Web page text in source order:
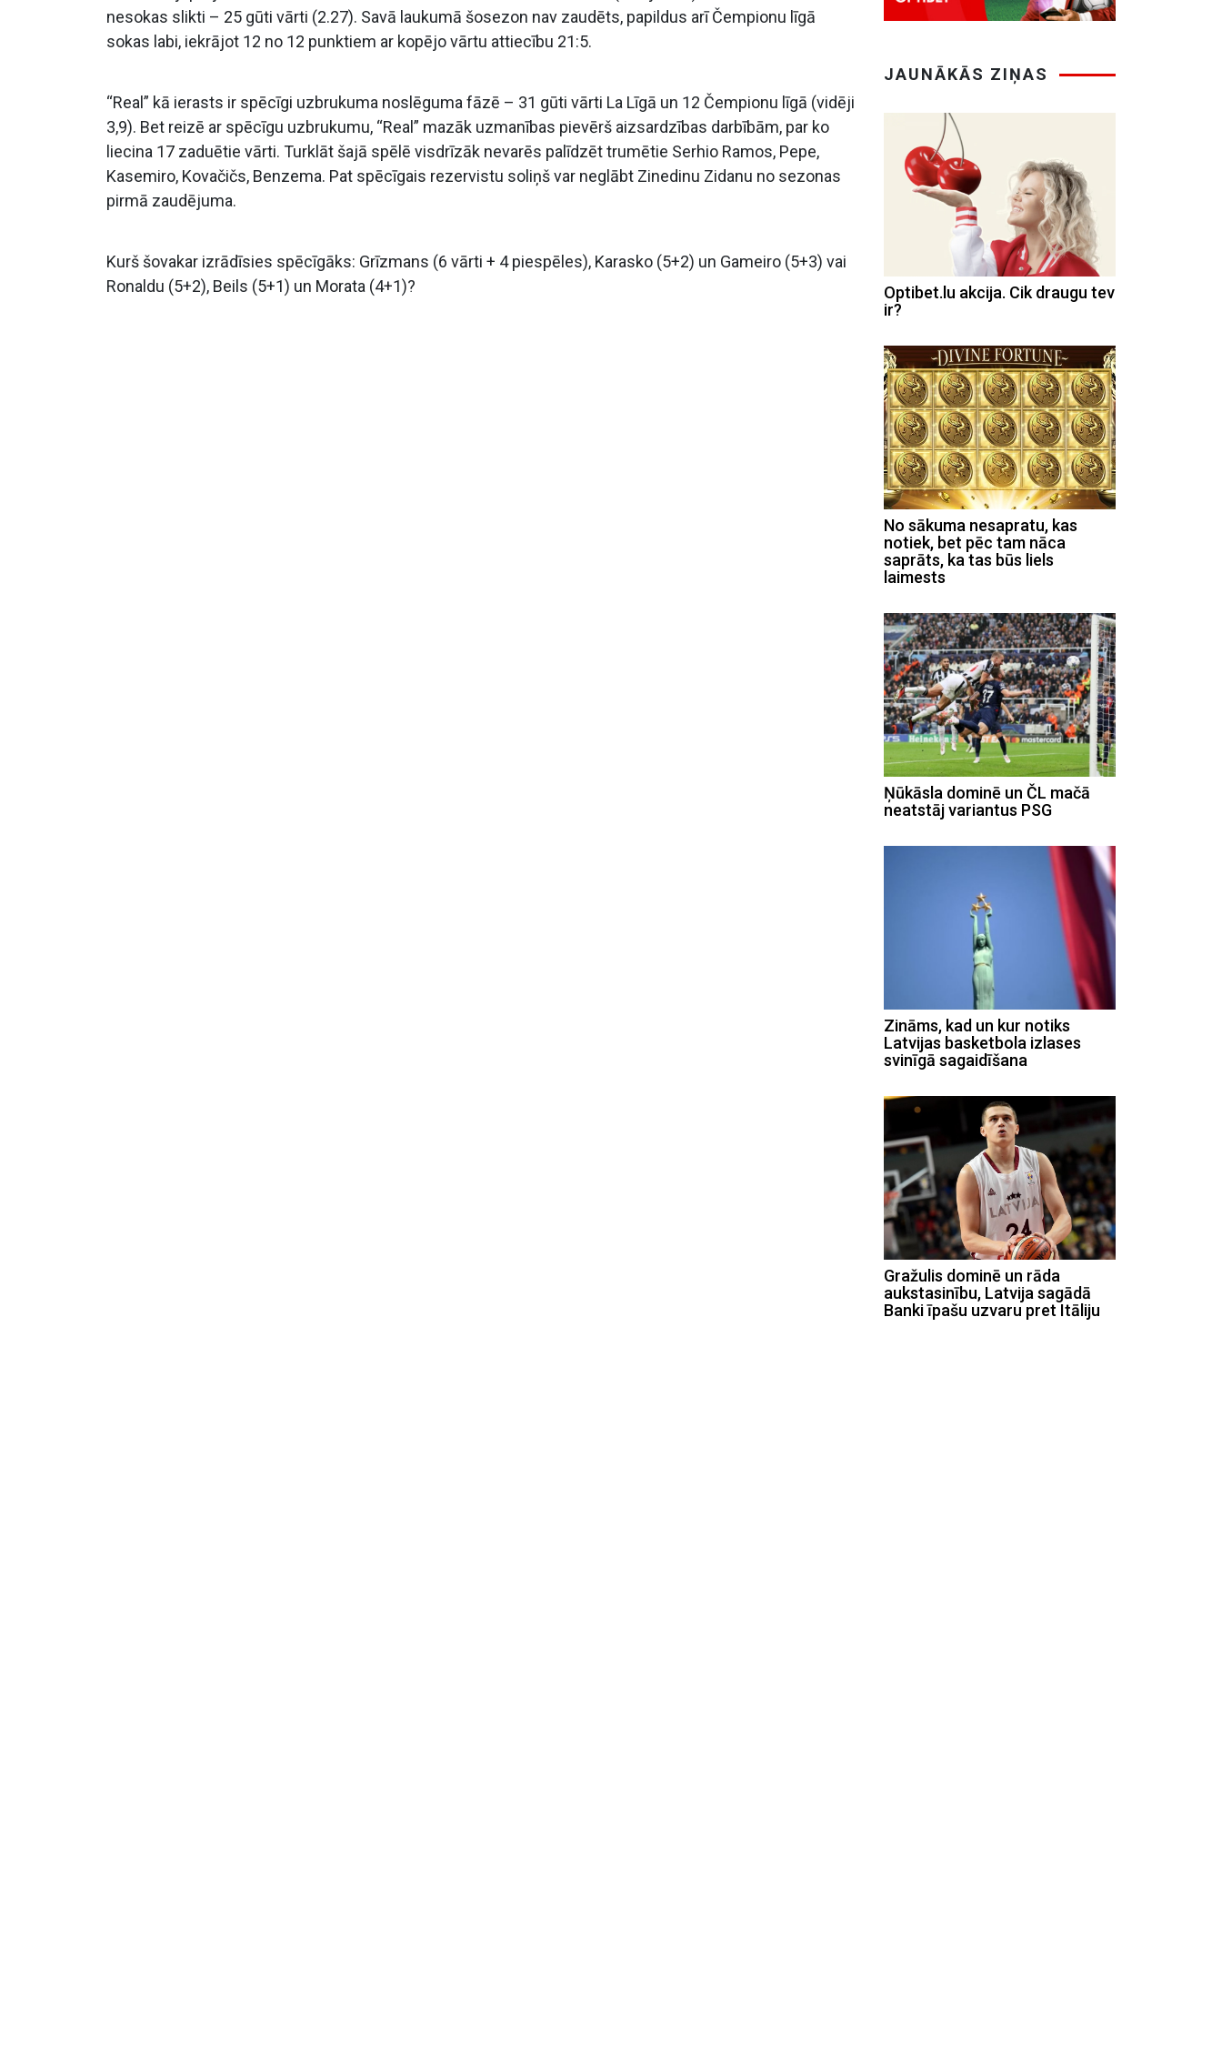
nesokas slikti – 25 gūti vārti (2.27). Savā laukumā šosezon nav zaudēts, papildus arī Čempionu līgā
sokas labi, iekrājot 12 no 12 punktiem ar kopējo vārtu attiecību 21:5.
“Real” kā ierasts ir spēcīgi uzbrukuma noslēguma fāzē – 31 gūti vārti La Līgā un 12 Čempionu līgā (vidēji
3,9). Bet reizē ar spēcīgu uzbrukumu, “Real” mazāk uzmanības pievērš aizsardzības darbībām, par ko
liecina 17 zaduētie vārti. Turklāt šajā spēlē visdrīzāk nevarēs palīdzēt trumētie Serhio Ramos, Pepe,
Kasemiro, Kovačičs, Benzema. Pat spēcīgais rezervistu soliņš var neglābt Zinedinu Zidanu no sezonas
pirmā zaudējuma.
Kurš šovakar izrādīsies spēcīgāks: Grīzmans (6 vārti + 4 piespēles), Karasko (5+2) un Gameiro (5+3) vai
Ronaldu (5+2), Beils (5+1) un Morata (4+1)?
JAUNĀKĀS ZIŅAS
Optibet.lu akcija. Cik draugu tev
ir?
No sākuma nesapratu, kas
notiek, bet pēc tam nāca
saprāts, ka tas būs liels
laimests
Ņūkāsla dominē un ČL mačā
neatstāj variantus PSG
Zināms, kad un kur notiks
Latvijas basketbola izlases
svinīgā sagaidīšana
Gražulis dominē un rāda
aukstasinību, Latvija sagādā
Banki īpašu uzvaru pret Itāliju